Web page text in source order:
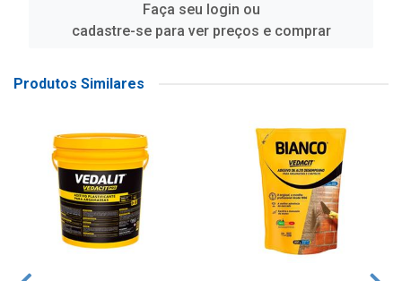
Faça seu login ou
cadastre-se para ver preços e comprar
Produtos Similares